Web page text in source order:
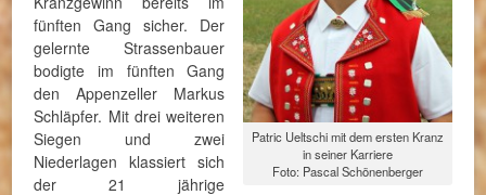
Patric Ueltschi mit dem ersten Kranz
in seiner Karriere
Foto: Pascal Schönenberger
fünften Gang sicher. Der
gelernte Strassenbauer
bodigte im fünften Gang
den Appenzeller Markus
Schläpfer. Mit drei weiteren
Siegen und zwei
Niederlagen klassiert sich
der 21 jährige